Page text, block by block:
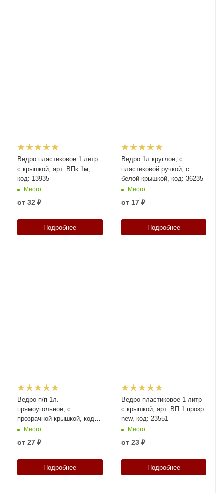
Ведро пластиковое 1 литр
с крышкой, арт. ВПк 1м,
код: 13935
Много
от 32 ₽
Подробнее
Ведро 1л круглое, с
пластиковой ручкой, с
белой крышкой, код: 36235
Много
от 17 ₽
Подробнее
Ведро п/п 1л.
прямоугольное, с
прозрачной крышкой, код:
33222
Много
от 27 ₽
Подробнее
Ведро пластиковое 1 литр
с крышкой, арт. ВП 1 прозр
new, код: 23551
Много
от 23 ₽
Подробнее